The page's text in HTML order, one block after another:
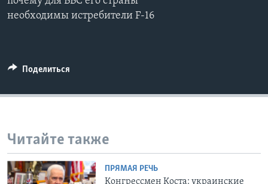
необходимы истребители F-16
Поделиться
Читайте также
ПРЯМАЯ РЕЧЬ
Конгрессмен Коста: украинские